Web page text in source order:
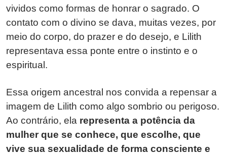
vividos como formas de honrar o sagrado. O
contato com o divino se dava, muitas vezes, por
meio do corpo, do prazer e do desejo, e Lilith
representava essa ponte entre o instinto e o
espiritual.
Essa origem ancestral nos convida a repensar a
imagem de Lilith como algo sombrio ou perigoso.
Ao contrário, ela representa a potência da
mulher que se conhece, que escolhe, que
vive sua sexualidade de forma consciente e